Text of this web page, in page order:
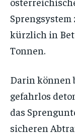
kürzlich in
Tonnen.
Darin können
gefahrlos
das
sicheren